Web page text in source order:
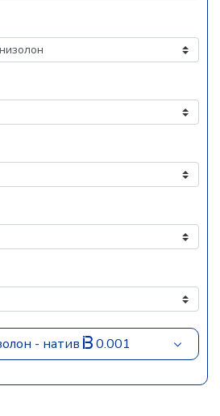
- нaтив 0.001